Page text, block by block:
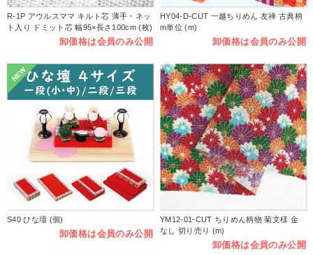
R-1P アウルスママ キルト芯 薄手・ネッ
ト入り ドミット芯 幅95×長さ100cm (枚)
卸価格は会員のみ公開
HY04-D-CUT 一越ちりめん 友禅 古典柄
m単位 (m)
卸価格は会員のみ公開
NEW
S40 ひな壇 (個)
卸価格は会員のみ公開
YM12-01-CUT ちりめん柄物 菊文様 金
なし 切り売り (m)
卸価格は会員のみ公開